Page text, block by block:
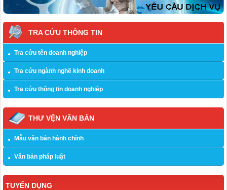
TRA CỨU THÔNG TIN
Tra cứu tên doanh nghiệp
Tra cứu ngành nghề kinh doanh
Tra cứu thông tin doanh nghiệp
THƯ VỆN VĂN BẢN
Mẫu văn bản hành chính
Văn bản pháp luật
TUYỂN DỤNG